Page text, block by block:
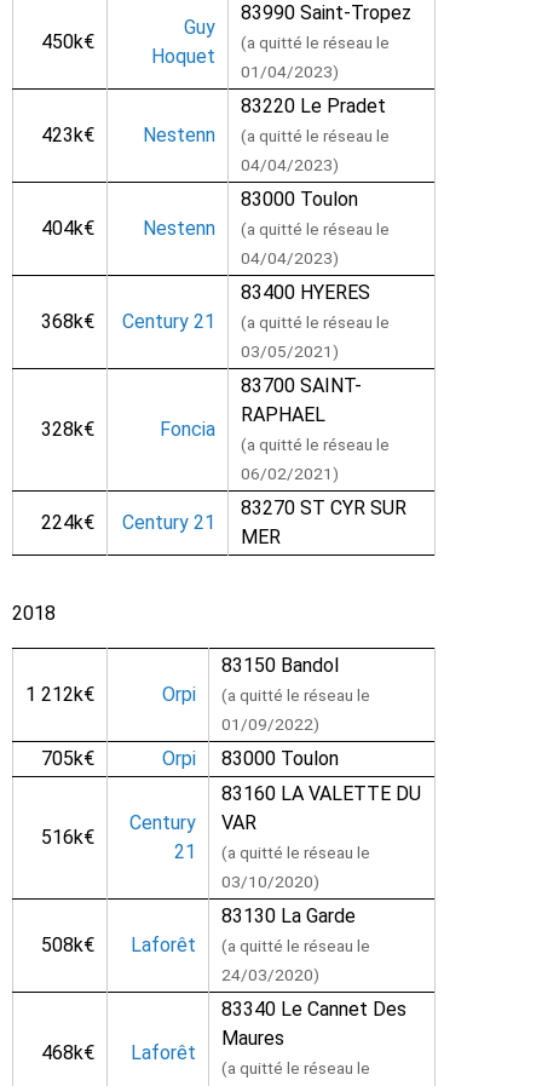
450k€
Guy
Hoquet
83990 Saint-Tropez
(a quitté le réseau le
01/04/2023)
423k€ Nestenn
83220 Le Pradet
(a quitté le réseau le
04/04/2023)
404k€ Nestenn
83000 Toulon
(a quitté le réseau le
04/04/2023)
368k€ Century 21
83400 HYERES
(a quitté le réseau le
03/05/2021)
328k€ Foncia
83700 SAINT-
RAPHAEL
(a quitté le réseau le
06/02/2021)
224k€ Century 21
83270 ST CYR SUR
MER
2018
1 212k€ Orpi
83150 Bandol
(a quitté le réseau le
01/09/2022)
705k€ Orpi 83000 Toulon
516k€
Century
21
83160 LA VALETTE DU
VAR
(a quitté le réseau le
03/10/2020)
508k€ Laforêt
83130 La Garde
(a quitté le réseau le
24/03/2020)
468k€ Laforêt
83340 Le Cannet Des
Maures
(a quitté le réseau le